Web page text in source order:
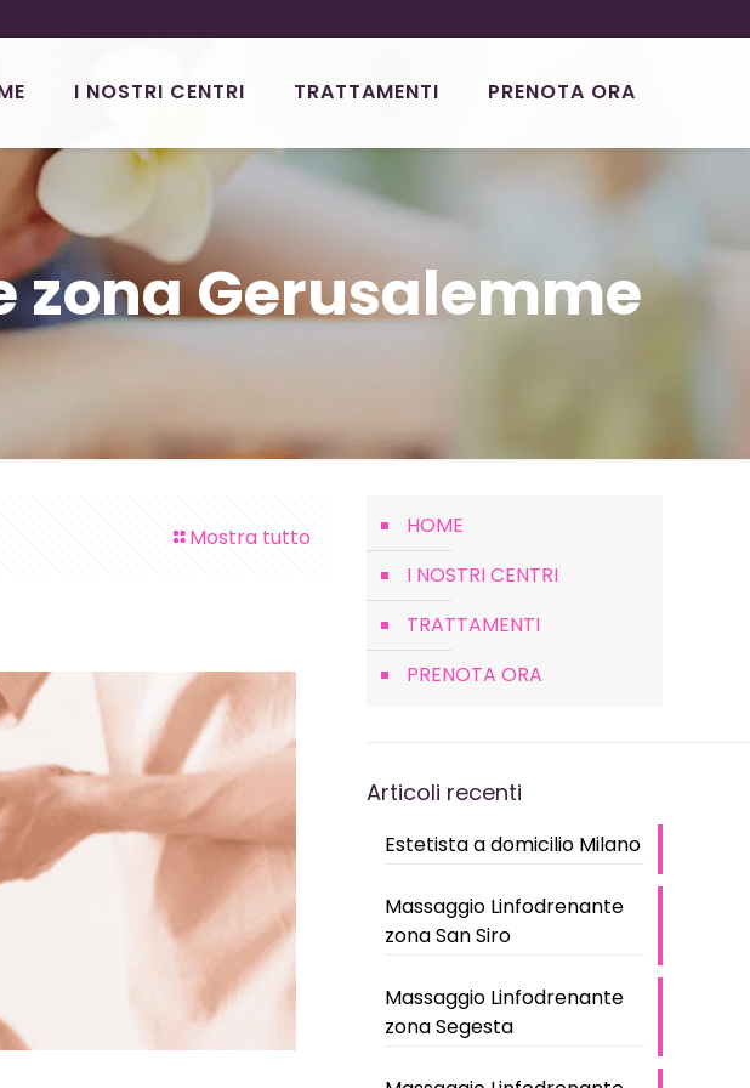
I NOSTRI CENTRI TRATTAMENTI PRENOTA ORA
zona Gerusalemme
Mostra tutto
HOME
I NOSTRI CENTRI
TRATTAMENTI
PRENOTA ORA
Articoli recenti
Estetista a domicilio Milano
Massaggio Linfodrenante
zona San Siro
Massaggio Linfodrenante
zona Segesta